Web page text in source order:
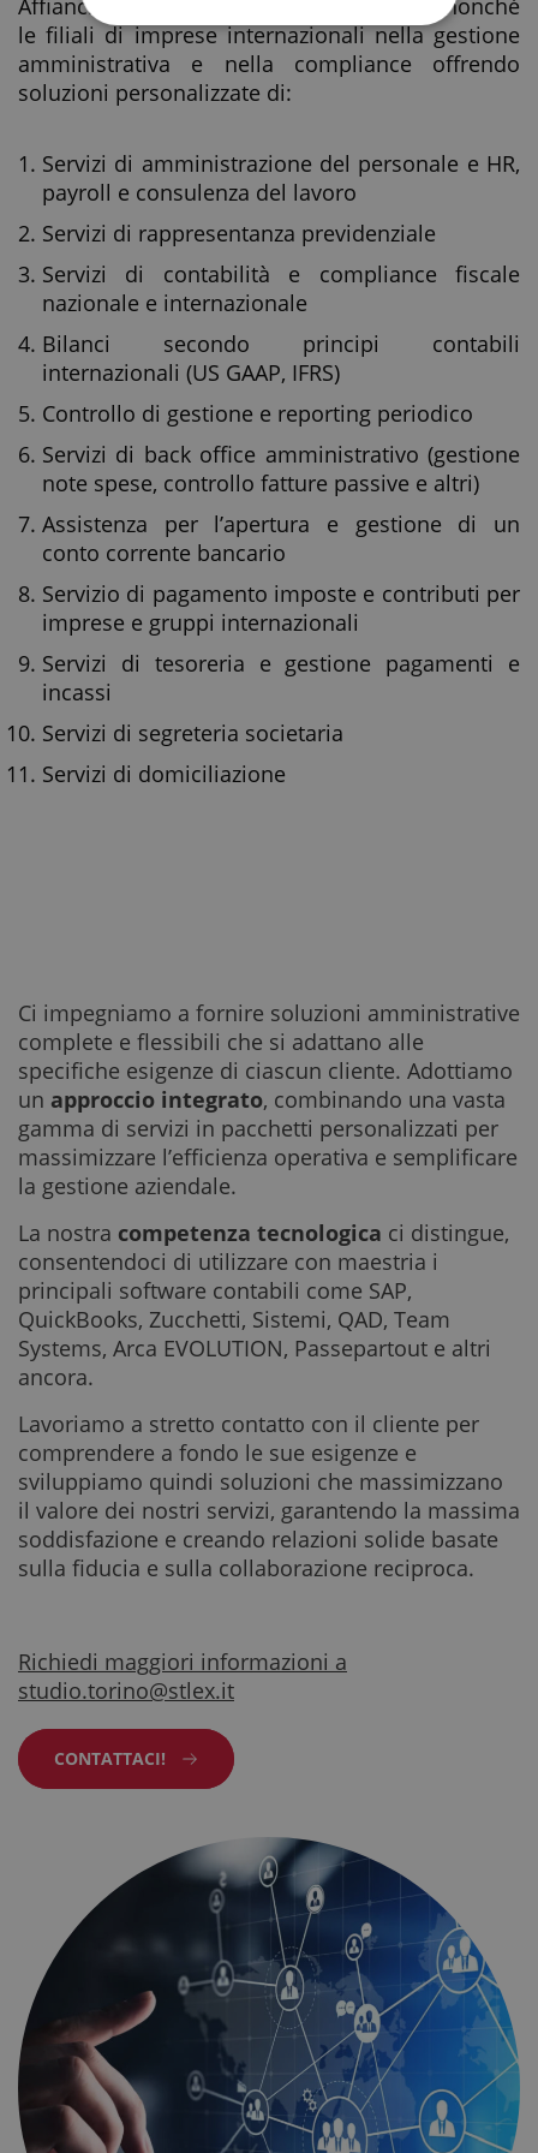
Affianchiamo le piccole e medie imprese nonché
le filiali di imprese internazionali nella gestione
amministrativa e nella compliance offrendo
soluzioni personalizzate di:
Servizi di amministrazione del personale e HR,
payroll e consulenza del lavoro
Servizi di rappresentanza previdenziale
Servizi di contabilità e compliance fiscale
nazionale e internazionale
Bilanci secondo principi contabili
internazionali (US GAAP, IFRS)
Controllo di gestione e reporting periodico
Servizi di back office amministrativo (gestione
note spese, controllo fatture passive e altri)
Assistenza per l’apertura e gestione di un
conto corrente bancario
Servizio di pagamento imposte e contributi per
imprese e gruppi internazionali
Servizi di tesoreria e gestione pagamenti e
incassi
Servizi di segreteria societaria
Servizi di domiciliazione
Ci impegniamo a fornire soluzioni amministrative
complete e flessibili che si adattano alle
specifiche esigenze di ciascun cliente. Adottiamo
un approccio integrato, combinando una vasta
gamma di servizi in pacchetti personalizzati per
massimizzare l’efficienza operativa e semplificare
la gestione aziendale.
La nostra competenza tecnologica ci distingue,
consentendoci di utilizzare con maestria i
principali software contabili come SAP,
QuickBooks, Zucchetti, Sistemi, QAD, Team
Systems, Arca EVOLUTION, Passepartout e altri
ancora.
Lavoriamo a stretto contatto con il cliente per
comprendere a fondo le sue esigenze e
sviluppiamo quindi soluzioni che massimizzano
il valore dei nostri servizi, garantendo la massima
soddisfazione e creando relazioni solide basate
sulla fiducia e sulla collaborazione reciproca.
Richiedi maggiori informazioni a
studio.torino@stlex.it
CONTATTACI!